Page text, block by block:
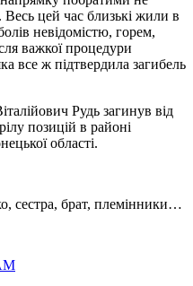
Весь цей час близькі жили в
невідомістю, горем,
важкої процедури
все ж підтвердила загибель
Рудь загинув від
позицій в районі
області.
сестра, брат, племінники…